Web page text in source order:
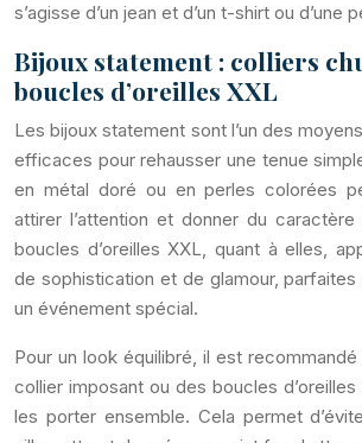
s’agisse d’un jean et d’un t-shirt ou d’une
Bijoux statement : colliers
boucles d’oreilles XXL
Les bijoux statement sont l’un des
efficaces pour rehausser une tenue
en métal doré ou en perles colorées
attirer l’attention et donner du
boucles d’oreilles XXL, quant à elles,
de sophistication et de glamour,
un événement spécial.
Pour un look équilibré, il est
collier imposant ou des boucles
les porter ensemble. Cela permet